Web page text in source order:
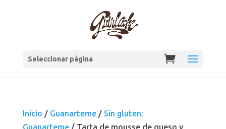
Seleccionar página
Inicio / Guanarteme/ Sin gluten:
Guanarteme/ Tarta de mousse de queso y